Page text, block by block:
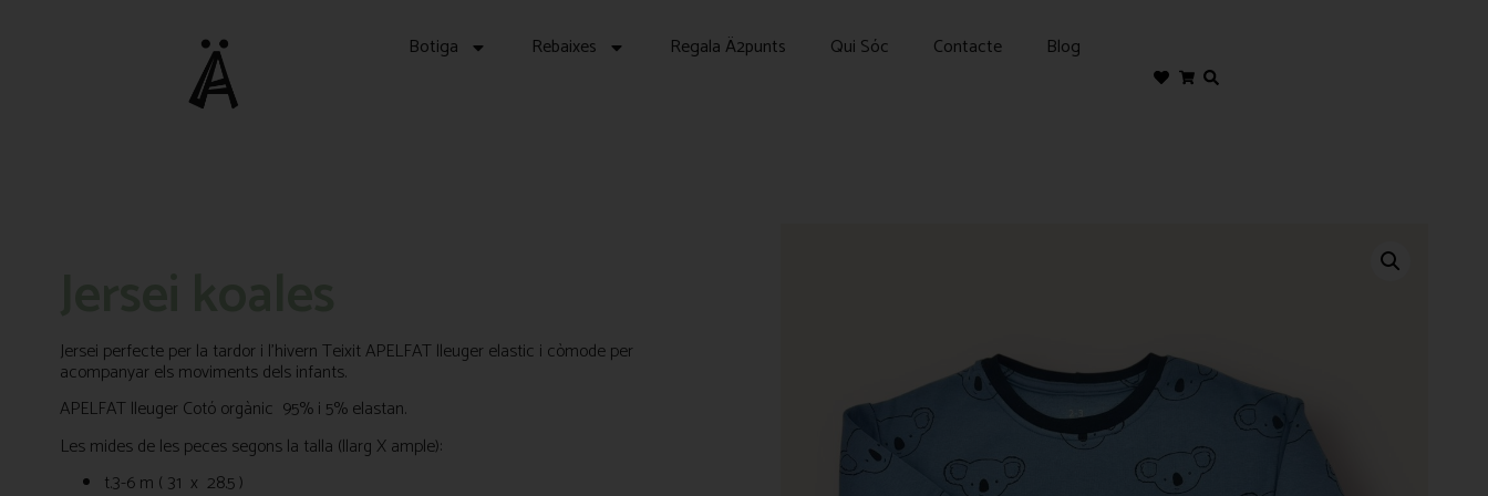
Botiga Rebaixes Regala Ä2punts Qui Sóc Contacte Blog
Jersei perfecte per la tardor i l’hivern Teixit APELFAT lleuger elastic i còmode per
acompanyar els moviments dels infants.
APELFAT lleuger Cotó orgànic 95% i 5% elastan.
Les mides de les peces segons la talla (llarg X ample):
t.3-6 m ( 31 x 28.5 )